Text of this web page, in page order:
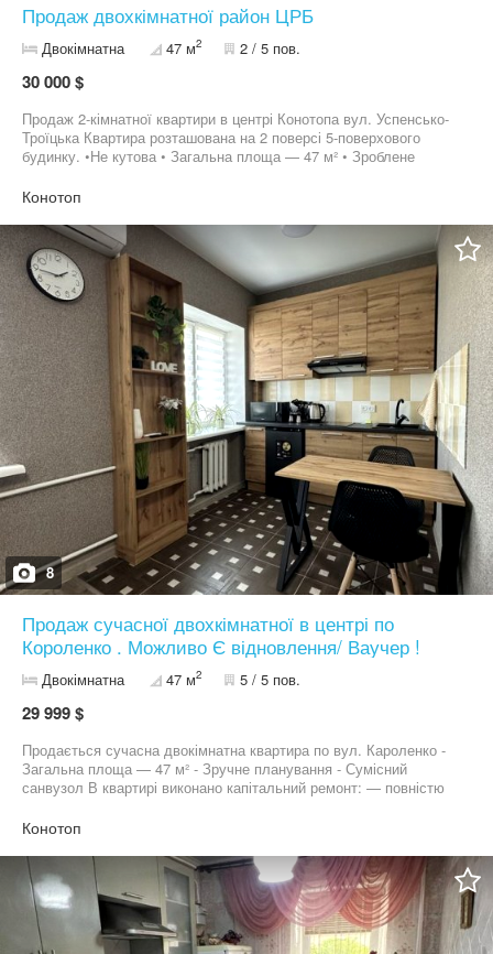
Продаж двохкімнатної район ЦРБ
Двокімнатна 47 м2 2 / 5 пов.
30 000 $
Продаж 2-кімнатної квартири в центрі Конотопа вул. Успенсько-
Троїцька Квартира розташована на 2 поверсі 5-поверхового
будинку. •Не кутова • Загальна площа — 47 м² • Зроблене
Можливий продаж по програмі єВідновлення. За детальною
— надійний партнер у світі нерухомості.
Конотоп
8
Продаж сучасної двохкімнатної в центрі по
Короленко . Можливо Є відновлення/ Ваучер !
Двокімнатна 47 м2 5 / 5 пов.
29 999 $
Продається сучасна двокімнатна квартира по вул. Кароленко -
Загальна площа — 47 м² - Зручне планування - Сумісний
санвузол В квартирі виконано капітальний ремонт: — повністю
матеріали • Квартира повністю укомплектована: - меблі -
проживання (заходь і живи) — для інвестування (готова під
здачу в оренду) •Гарне розташування та приємний краєвид з
вікна. •По квартирі нічого робити не потрібно — все вже
зроблено! •Можливо по програмі Є відновлення!
Конотоп